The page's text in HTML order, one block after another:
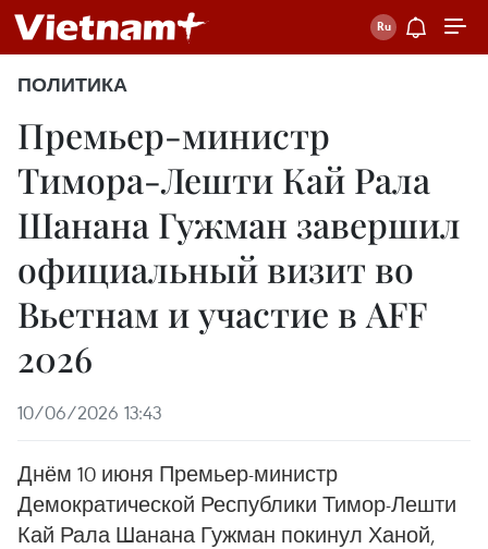
ПОЛИТИКА
Премьер-министр
Тимора-Лешти Кай Рала
Шанана Гужман завершил
официальный визит во
Вьетнам и участие в AFF
2026
10/06/2026 13:43
Днём 10 июня Премьер-министр
Демократической Республики Тимор-Лешти
Кай Рала Шанана Гужман покинул Ханой,